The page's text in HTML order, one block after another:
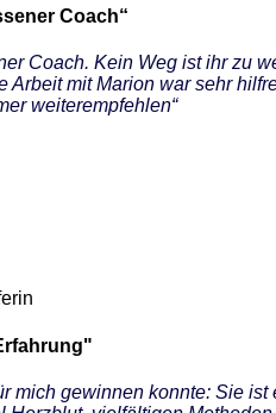
Coach“
Coach. Kein Weg ist ihr zu
Arbeit mit Marion war sehr
weiterempfehlen“
mich gewinnen konnte: Sie